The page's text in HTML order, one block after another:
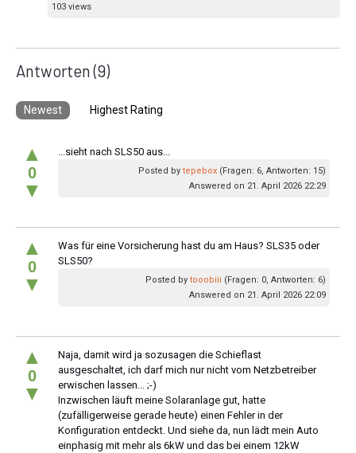
103 views
Antworten(9)
Newest Highest Rating
▲
0
▼
...sieht nach SLS50 aus...
Posted by tepebox (Fragen: 6, Antworten: 15)
Answered on 21. April 2026 22:29
▲
0
▼
Was für eine Vorsicherung hast du am Haus? SLS35 oder
SLS50?
Posted by tooobiii (Fragen: 0, Antworten: 6)
Answered on 21. April 2026 22:09
▲
0
▼
Naja, damit wird ja sozusagen die Schieflast
ausgeschaltet, ich darf mich nur nicht vom Netzbetreiber
erwischen lassen... ;-)
Inzwischen läuft meine Solaranlage gut, hatte
(zufälligerweise gerade heute) einen Fehler in der
Konfiguration entdeckt. Und siehe da, nun lädt mein Auto
einphasig mit mehr als 6kW und das bei einem 12kW